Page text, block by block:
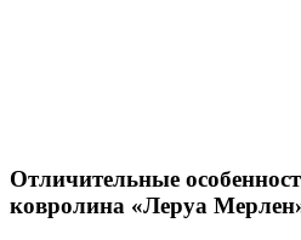
Отличительные
ковролина «Леруа